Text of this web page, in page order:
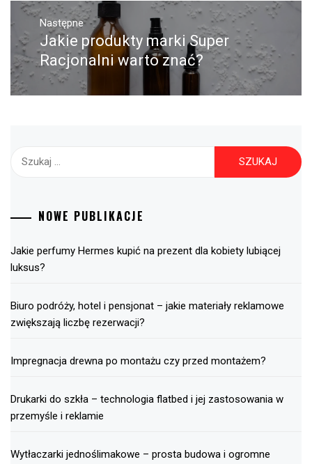
Następne
Następny
post:
Jakie produkty marki Super
Racjonalni warto znać?
Szukaj:
NOWE PUBLIKACJE
Jakie perfumy Hermes kupić na prezent dla kobiety lubiącej
luksus?
Biuro podróży, hotel i pensjonat – jakie materiały reklamowe
zwiększają liczbę rezerwacji?
Impregnacja drewna po montażu czy przed montażem?
Drukarki do szkła – technologia flatbed i jej zastosowania w
przemyśle i reklamie
Wytłaczarki jednoślimakowe – prosta budowa i ogromne